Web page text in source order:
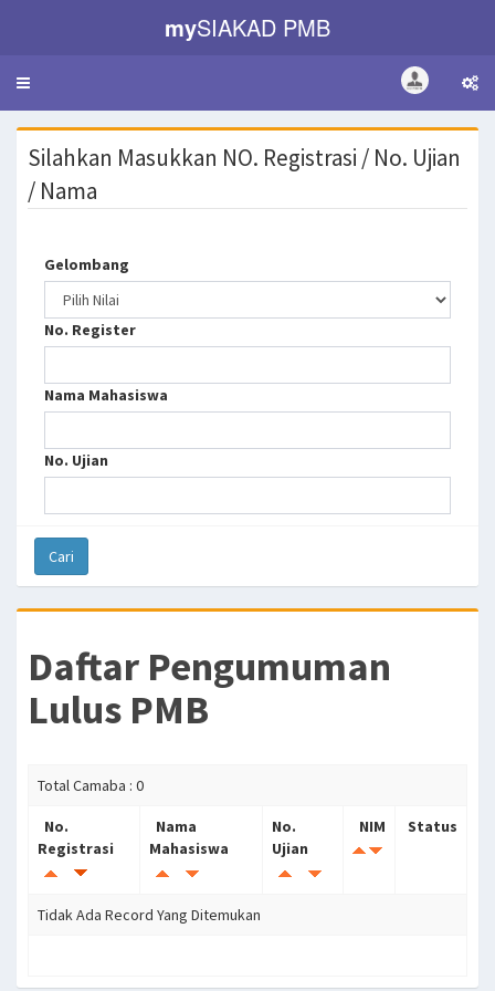
mySIAKAD PMB
Toggle
Silahkan Masukkan NO. Registrasi / No. Ujian
/ Nama
Gelombang
No. Register
Nama Mahasiswa
No. Ujian
Daftar Pengumuman
Lulus PMB
Total Camaba : 0
No.
Registrasi
Nama
Mahasiswa
No.
Ujian
NIM Status
Tidak Ada Record Yang Ditemukan